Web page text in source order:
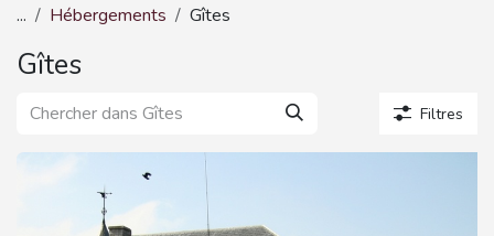
... Hébergements Gîtes
Gîtes
Filtres